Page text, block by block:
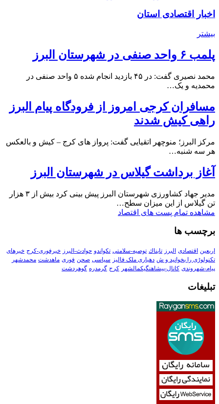
اخبار اقتصادی استان
بیشتر
پلمب ۶ واحد صنفی در شهرستان البرز
محمد نصیری گفت: در ۴۵ بازدید انجام شده ۵ واحد صنفی در
محمدیه و یک…
مسافران کرجی امروز از فرودگاه پیام البرز
راهی کیش شدند
مرکز البرز؛ منوچهر اتقیایی گفت: پرواز های کرج – کیش و بالعکس
هر سه شنبه…
آغاز برداشت گیلاس در شهرستان البرز
مدیر جهاد کشاورزی شهرستان البرز پیش بینی کرد بیش از ۳ هزار
تن گیلاس از این میزان سطح…
مشاهده تمام پست های اقتصاد
برچسب ها
اربعین اقتصادی البرز تابناك توصیه-سلامتی تکواندو حوادث-البرز خبرفوری-کرج خبرهای
تکنولوڑی را بخوانید و ش دهیاری ملک فالیز سیاسی صحن فوری ماهدشت محمدشهر
پیام-شهروندی کانال-پیشاهنگیکمالشهر کرج گرمدره گوهردشت
تبلیغات